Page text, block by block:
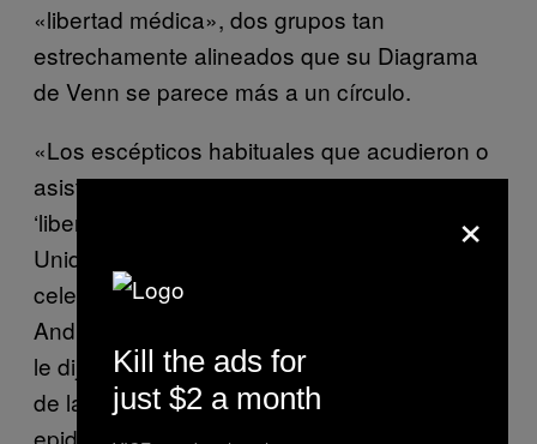
«libertad médica», dos grupos tan
estrechamente alineados que su Diagrama
de Venn se parece más a un círculo.
«Los escépticos habituales que acudieron o
asistieron a las típicas protestas por la
‘libertad médica’ del año pasado en Estados
Unidos, regularmente estaban liderados por
celebridades antivacunas como Del Bigtree,
Andrew Wakefield o Robert F. Kennedy Jr.»,
le dijo Tara C. Smith a VICE. Ella es profesora
de la Universidad Estatal de Kent, además de
epidemióloga y experta en enfermedades
×
Kill the ads for
just $2 a month